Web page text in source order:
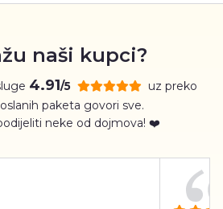
naši kupci?
4.91/5
uz preko
paketa govori sve.
neke od dojmova! ❤️